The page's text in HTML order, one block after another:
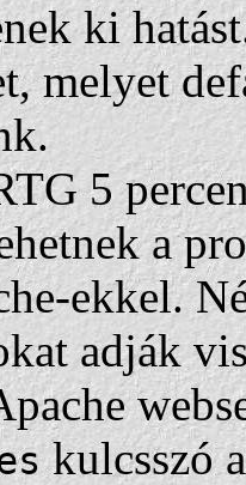
ki
melyet
5
a
ekkel.
adják
kulcsszó